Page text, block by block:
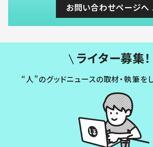
お問い合わせページへ
ライター募集！
“人”のグッドニュースの取材・執筆を